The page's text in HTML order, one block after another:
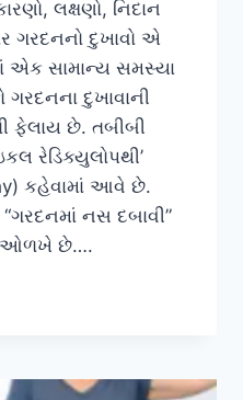
લક્ષણો, નિદાન
ગરદનનો દુખાવો એ
સામાન્ય સમસ્યા
દુખાવાની
ફેલાય છે. તબીબી
રેડિક્યુલોપથી’
કહેવામાં આવે છે.
“ગરદનમાં નસ દબાવી”
ઓળખે છે….